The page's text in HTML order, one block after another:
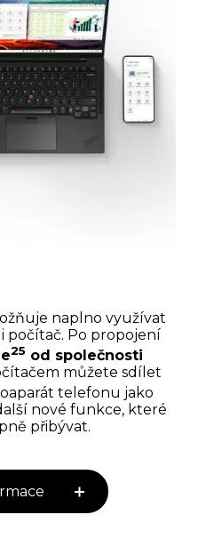
naplno využívat
počítač. Po propojení
25 od společnosti
můžete sdílet
telefonu jako
nové funkce, které
přibývat.